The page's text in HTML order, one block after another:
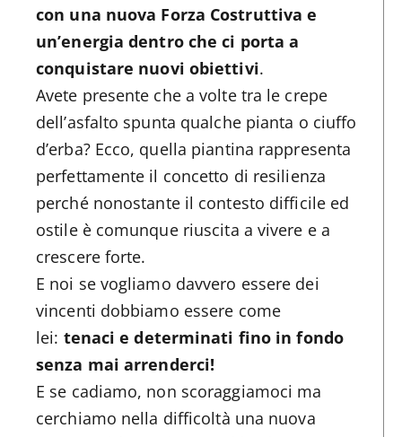
con una nuova Forza Costruttiva e
un’energia dentro che ci porta a
conquistare nuovi obiettivi.
Avete presente che a volte tra le crepe
dell’asfalto spunta qualche pianta o ciuffo
d’erba? Ecco, quella piantina rappresenta
perfettamente il concetto di resilienza
perché nonostante il contesto difficile ed
ostile è comunque riuscita a vivere e a
crescere forte.
E noi se vogliamo davvero essere dei
vincenti dobbiamo essere come
lei: tenaci e determinati fino in fondo
senza mai arrenderci!
E se cadiamo, non scoraggiamoci ma
cerchiamo nella difficoltà una nuova